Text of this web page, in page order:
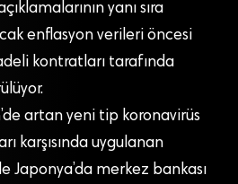
yanı sıra
enflasyon verileri öncesi
kontratları tarafında
artan yeni tip koronavirüs
karşısında uygulanan
Japonya’da merkez bankası